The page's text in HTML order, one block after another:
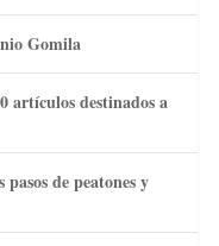
Gomila
artículos destinados a
de peatones y